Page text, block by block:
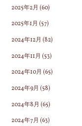
2025年2月 (60)
2025年1月 (57)
2024年12月 (82)
2024年11月 (53)
2024年10月 (65)
2024年9月 (58)
2024年8月 (65)
2024年7月 (63)